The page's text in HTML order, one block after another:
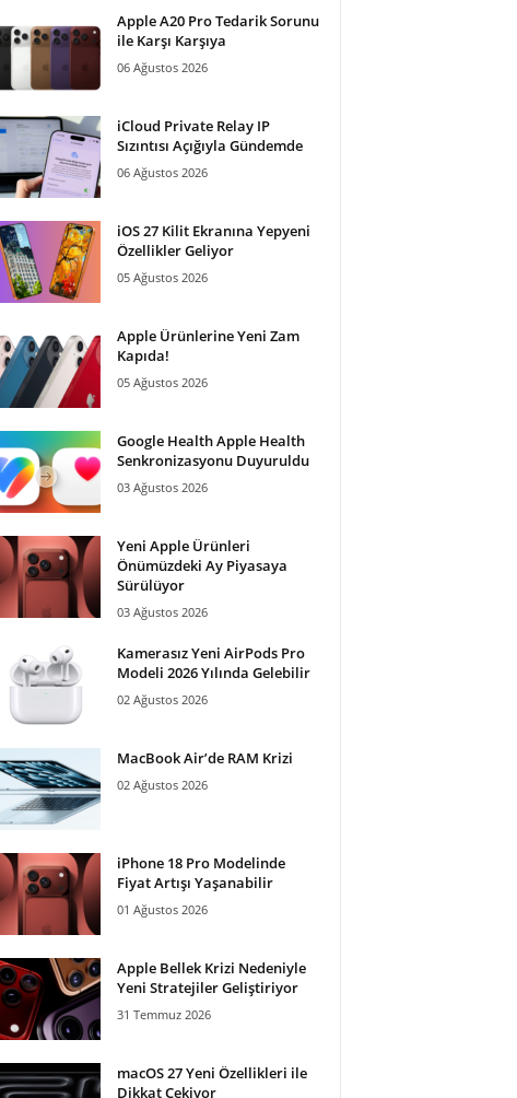
Apple A20 Pro Tedarik Sorunu
ile Karşı Karşıya
06 Ağustos 2026
iCloud Private Relay IP
Sızıntısı Açığıyla Gündemde
06 Ağustos 2026
iOS 27 Kilit Ekranına Yepyeni
Özellikler Geliyor
05 Ağustos 2026
Apple Ürünlerine Yeni Zam
Kapıda!
05 Ağustos 2026
Google Health Apple Health
Senkronizasyonu Duyuruldu
03 Ağustos 2026
Yeni Apple Ürünleri
Önümüzdeki Ay Piyasaya
Sürülüyor
03 Ağustos 2026
Kamerasız Yeni AirPods Pro
Modeli 2026 Yılında Gelebilir
02 Ağustos 2026
MacBook Air’de RAM Krizi
02 Ağustos 2026
iPhone 18 Pro Modelinde
Fiyat Artışı Yaşanabilir
01 Ağustos 2026
Apple Bellek Krizi Nedeniyle
Yeni Stratejiler Geliştiriyor
31 Temmuz 2026
macOS 27 Yeni Özellikleri ile
Dikkat Çekiyor